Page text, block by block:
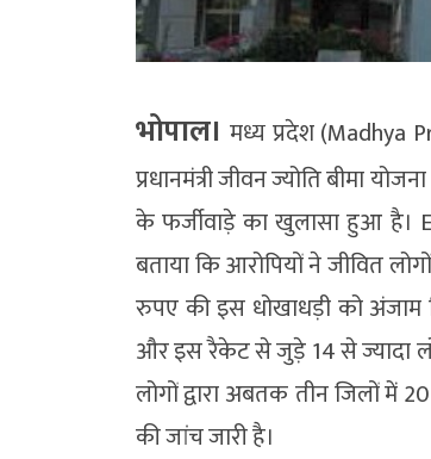
भोपाल। मध्य प्रदेश (Madhya
प्रधानमंत्री जीवन ज्योति बीमा
के फर्जीवाड़े का खुलासा हुआ है।
बताया कि आरोपियों ने जीवित
रुपए की इस धोखाधड़ी को अंजाम
और इस रैकेट से जुड़े 14 से ज्यादा
लोगों द्वारा अबतक तीन जिलों
की जांच जारी है।